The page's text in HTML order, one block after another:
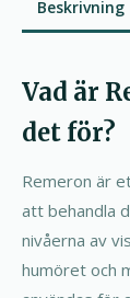
Beskrivning
Vad är
det för?
Remeron är
att behandla
nivåerna av
humöret och